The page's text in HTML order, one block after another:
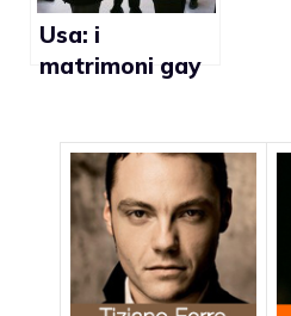
Usa: i
matrimoni gay
pubblica